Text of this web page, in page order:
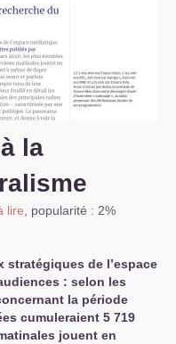
la
lire
popularité : 2%
de l’espace
: selon les
la période
cumuleraient 5 719
jouent en